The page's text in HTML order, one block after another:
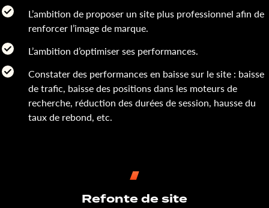
L’ambition de proposer un site plus professionnel afin de
renforcer l’image de marque.
L’ambition d’optimiser ses performances.
Constater des performances en baisse sur le site : baisse
de trafic, baisse des positions dans les moteurs de
recherche, réduction des durées de session, hausse du
taux de rebond, etc.
Refonte de site